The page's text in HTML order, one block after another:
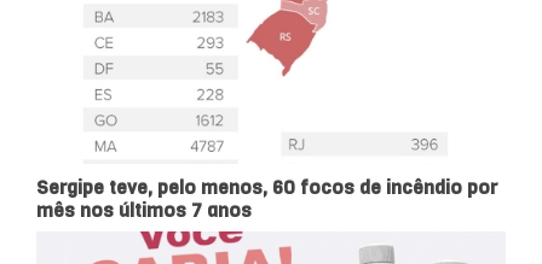
Sergipe teve, pelo menos, 60 focos de incêndio por
mês nos últimos 7 anos